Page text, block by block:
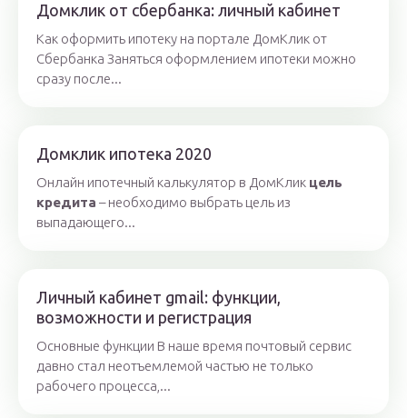
Домклик от сбербанка: личный кабинет
Как оформить ипотеку на портале ДомКлик от
Сбербанка Заняться оформлением ипотеки можно
сразу после...
Домклик ипотека 2020
Онлайн ипотечный калькулятор в ДомКлик цель
кредита – необходимо выбрать цель из
выпадающего...
Личный кабинет gmail: функции,
возможности и регистрация
Основные функции В наше время почтовый сервис
давно стал неотъемлемой частью не только
рабочего процесса,...